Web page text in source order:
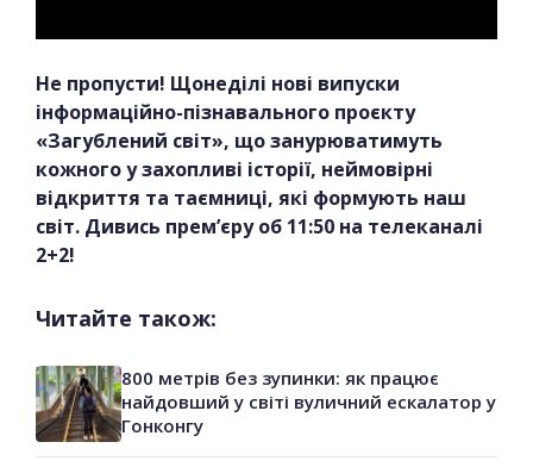
Не пропусти! Щонеділі нові випуски
інформаційно-пізнавального проєкту
«Загублений світ», що занурюватимуть
кожного у захопливі історії, неймовірні
відкриття та таємниці, які формують наш
світ. Дивись прем’єру об 11:50 на телеканалі
2+2!
Читайте також:
800 метрів без зупинки: як працює
найдовший у світі вуличний ескалатор у
Гонконгу